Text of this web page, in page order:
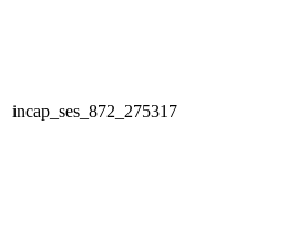
incap_ses_872_275317